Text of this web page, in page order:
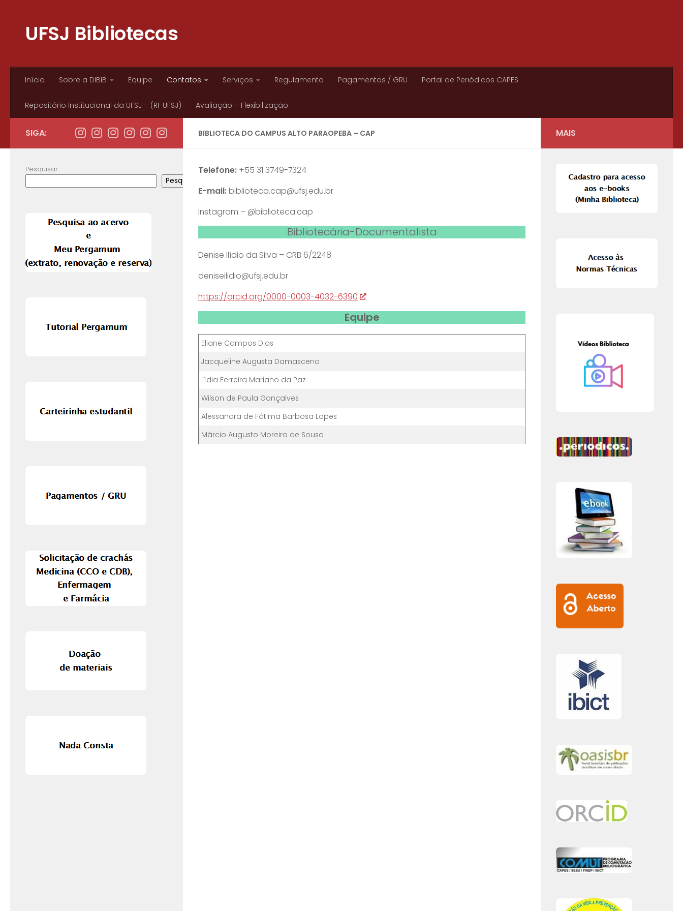
UFSJ Bibliotecas
Início Sobre a DIBIB Equipe Contatos Serviços Regulamento Pagamentos / GRU Portal de Periódicos CAPES
Repositório Institucional da UFSJ – (RI-UFSJ) Avaliação – Flexibilização
BIBLIOTECA DO CAMPUS ALTO PARAOPEBA – CAP
Telefone: +55 31 3749-7324
E-mail:biblioteca.cap@ufsj.edu.br
Instagram – @biblioteca.cap
Bibliotecária-Documentalista
Denise Ilídio da Silva – CRB 6/2248
deniseilidio@ufsj.edu.br
https://orcid.org/0000-0003-4032-6390
Equipe
Eliane Campos Dias
Jacqueline Augusta Damasceno
Lídia Ferreira Mariano da Paz
Wilson de Paula Gonçalves
Alessandra de Fátima Barbosa Lopes
Márcio Augusto Moreira de Sousa
SIGA:
Pesquisar
Pesquisar
MAIS